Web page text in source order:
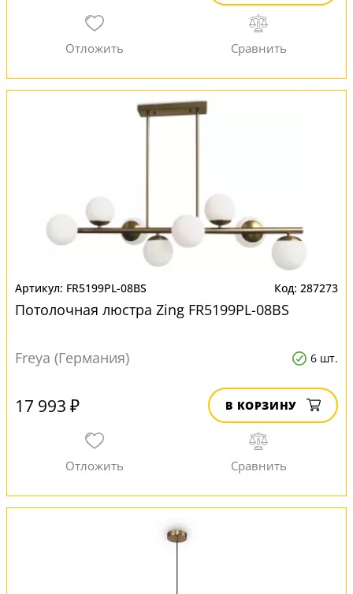
FR5199PL-08BS 287273
Потолочная люстра Zing FR5199PL-08BS
Freya (Германия) 6 шт.
17 993 ₽ В КОРЗИНУ